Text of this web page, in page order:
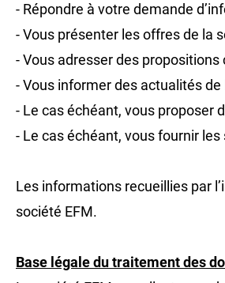
- Répondre à votre demande
- Vous présenter les offres de la
- Vous adresser des
- Vous informer des actualités de
- Le cas échéant, vous proposer
- Le cas échéant, vous fournir
Les informations recueillies par
société EFM.
Base légale du traitement des